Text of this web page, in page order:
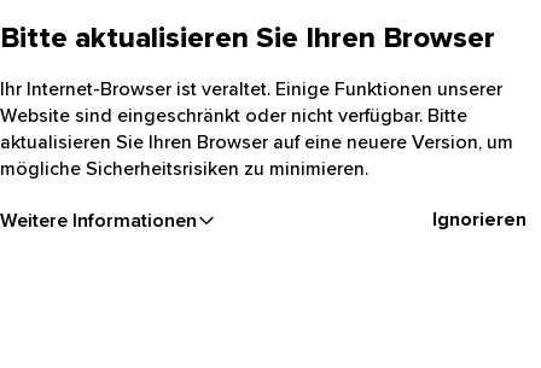
Bitte aktualisieren Sie Ihren Browser
Ihr Internet-Browser ist veraltet. Einige Funktionen unserer
Website sind eingeschränkt oder nicht verfügbar. Bitte
aktualisieren Sie Ihren Browser auf eine neuere Version, um
mögliche Sicherheitsrisiken zu minimieren.
Weitere Informationen Ignorieren